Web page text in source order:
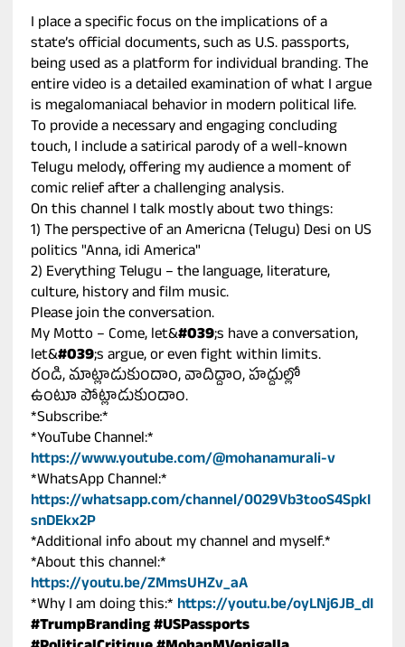
I place a specific focus on the implications of a
state’s official documents, such as U.S. passports,
being used as a platform for individual branding. The
entire video is a detailed examination of what I argue
is megalomaniacal behavior in modern political life.
To provide a necessary and engaging concluding
touch, I include a satirical parody of a well-known
Telugu melody, offering my audience a moment of
comic relief after a challenging analysis.
On this channel I talk mostly about two things:
1) The perspective of an Americna (Telugu) Desi on US
politics "Anna, idi America"
2) Everything Telugu – the language, literature,
culture, history and film music.
Please join the conversation.
My Motto – Come, let&#039;s have a conversation,
let&#039;s argue, or even fight within limits.
రండి, మాట్లాడుకుందాం, వాదిద్దాం, హద్దుల్లో
ఉంటూ పోట్లాడుకుందాం.
*Subscribe:*
*YouTube Channel:*
https://www.youtube.com/@mohanamurali-v
*WhatsApp Channel:*
https://whatsapp.com/channel/0029Vb3tooS4SpkI
snDEkx2P
*Additional info about my channel and myself.*
*About this channel:*
https://youtu.be/ZMmsUHZv_aA
*Why I am doing this:* https://youtu.be/oyLNj6JB_dI
#TrumpBranding#USPassports